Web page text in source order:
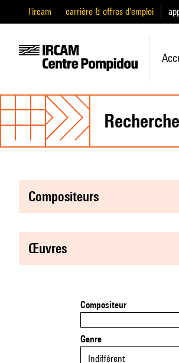
l'ircam carrière & offres d'emploi
compositeurs
œuvres
Compositeur
Genre
Indifférent